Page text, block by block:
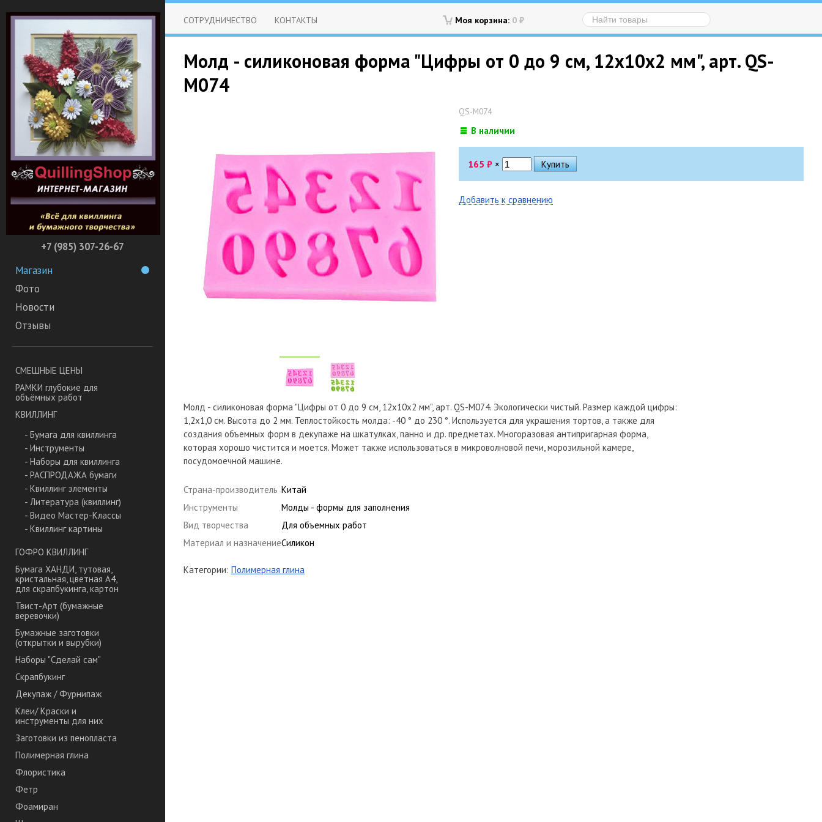
+7 (985) 307-26-67
Магазин
Фото
Новости
Отзывы
СМЕШНЫЕ ЦЕНЫ
РАМКИ глубокие для
объёмных работ
КВИЛЛИНГ
- Бумага для квиллинга
- Инструменты
- Наборы для квиллинга
- РАСПРОДАЖА бумаги
- Квиллинг элементы
- Литература (квиллинг)
- Видео Мастер-Классы
- Квиллинг картины
ГОФРО КВИЛЛИНГ
Бумага ХАНДИ, тутовая,
кристальная, цветная А4,
для скрапбукинга, картон
Твист-Арт (бумажные
веревочки)
Бумажные заготовки
(открытки и вырубки)
Наборы "Сделай сам"
Скрапбукинг
Декупаж / Фурнипаж
Клеи/ Краски и
инструменты для них
Заготовки из пенопласта
Полимерная глина
Флористика
Фетр
Фоамиран
Моя корзина: 0 ₽
СОТРУДНИЧЕСТВО КОНТАКТЫ
Молд - силиконовая форма "Цифры от 0 до 9 см, 12х10х2 мм", арт. QS-
M074
QS-M074
В наличии
165 ₽ ×
Добавить к сравнению
Молд - силиконовая форма "Цифры от 0 до 9 см, 12х10х2 мм", арт. QS-M074. Экологически чистый. Размер каждой цифры:
1,2х1,0 см. Высота до 2 мм. Теплостойкость молда: -40 ° до 230 °. Используется для украшения тортов, а также для
создания объемных форм в декупаже на шкатулках, панно и др. предметах. Многоразовая антипригарная форма,
которая хорошо чистится и моется. Может также использоваться в микроволновой печи, морозильной камере,
посудомоечной машине.
Страна-производитель Китай
Инструменты
Молды - формы для заполнения
Вид творчества
Для объемных работ
Материал и назначениеСиликон
Категории: Полимерная глина